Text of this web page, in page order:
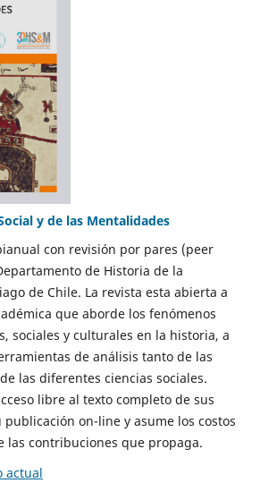
y de las Mentalidades
con revisión por pares (peer
de Historia de la
de Chile. La revista esta abierta a
que aborde los fenómenos
sociales y culturales en la historia, a
de análisis tanto de las
las diferentes ciencias sociales.
libre al texto completo de sus
on-line y asume los costos
las contribuciones que propaga.
actual